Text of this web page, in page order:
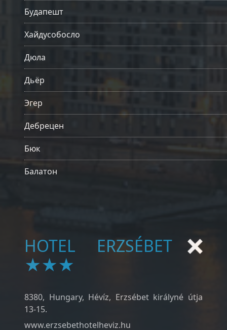
Будапешт
Хайдусобосло
Дюла
Дьёр
Эгер
Дебрецен
Бюк
Балатон
HOTEL ERZSÉBET
★★★
8380, Hungary, Hévíz, Erzsébet királyné útja
13-15.
www.erzsebethotelheviz.hu